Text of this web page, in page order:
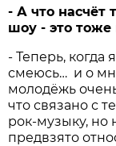
- А что насчёт
шоу - это
- Теперь, когда
смеюсь… и о
молодёжь
что связано с
рок-музыку, но
предвзято